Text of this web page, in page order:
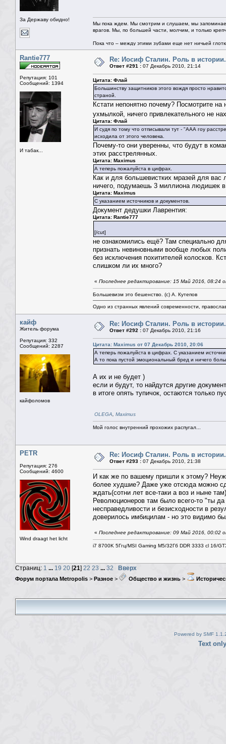
За Державу обидно!
Мы пока ждем. Мы смотрим и слушаем, мы
врагов. Мы, по большей части, молчим, и только
Пока что – между этими зубами еще нет ничьей
Rantie777
Репутация: 101
Сообщений: 1394
И табак...
Re: Иосиф Сталин. Роль в истории.
Ответ #291 : 07 Декабрь 2010, 21:14
Цитата: Флай
Большинству защитников этого вождя просто
страной.
Кстати непонятно почему? Посмотрите
ухмылкой, ничего привлекательного не
Цитата: Флай
И судя по тому что отписывали тут - "ААА гоу
исходила от этого человека.
Почему-то они уверенны, что будут в
этих расстрелянных.
Цитата: Maximus
А теперь пожалуйста в цифрах.
Как и для большевистких мразей для вас
ничего, подумаешь 3 миллиона людишек в
Цитата: Maximus
С указанием источников и документов.
Документ дедушки Лаврентия:
Цитата: Rantie777
[/cut]
не ознакомились ещё? Там специально
признать невиновными вообще любых
без исключения похитителей колосков.
слишком ли их много?
« Последнее редактирование: 15 Май 2016, 08:24
Большевизм это бешенство. (с) А. Кутепов
Одно из странных явлений современности,
кайф
Житель форума
Репутация: 332
Сообщений: 2287
кайфоломов
Re: Иосиф Сталин. Роль в истории.
Ответ #292 : 07 Декабрь 2010, 21:16
Цитата: Maximus от 07 Декабрь 2010, 20:06
А теперь пожалуйста в цифрах. С указанием
А то пока пустой эмоциональный бред и ничего
А их и не будет )
если и будут, то найдутся другие
в итоге опять тупичок, остаются только
OLEGA, Maximus
Мой голос внутренний прохожих распугал...
PETR
Репутация: 276
Сообщений: 4600
Wind draagt het licht
Re: Иосиф Сталин. Роль в истории.
Ответ #293 : 07 Декабрь 2010, 21:38
И как же по вашему пришли к этому?
более худшие? Даже уже отсюда можно
ждать(сотни лет все-таки а воз и ныне
Революционеров там было всего-то "ты
несправедливости и безисходности в
доверилось имбицилам - но это видимо
« Последнее редактирование: 09 Май 2016, 00:02
i7 8700K 5Ггц/MSI Gaming M5/32Гб DDR 3333 cl 16/
Страниц: 1 ... 19 20 [21] 22 23 ... 32 Вверх
Форум портала Metropolis > Разное > Общество и жизнь >
Powered by SMF
Text